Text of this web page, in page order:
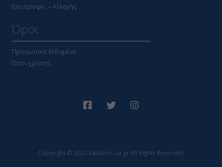
Επιστροφές – Αλλαγής
Όροι
Προσωπικά δεδομένα
Όροι χρήσης
Copyright © 2022 katsaros-sa.gr All Rights Reserved.